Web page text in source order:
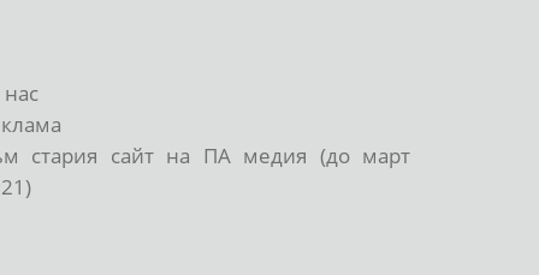
нас
стария сайт на ПА медия (до март